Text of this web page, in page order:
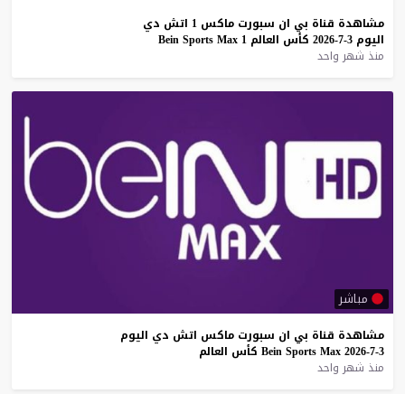
مشاهدة قناة بي ان سبورت ماكس 1 اتش دي
اليوم 3-7-2026 كأس العالم Bein Sports Max 1
منذ شهر واحد
مباشر
مشاهدة قناة بي ان سبورت ماكس اتش دي اليوم
3-7-2026
Bein Sports Max كأس العالم
منذ شهر واحد